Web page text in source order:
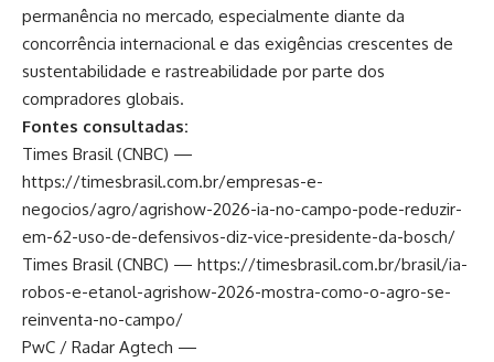
permanência no mercado, especialmente diante da
concorrência internacional e das exigências crescentes de
sustentabilidade e rastreabilidade por parte dos
compradores globais.
Fontes consultadas:
Times Brasil (CNBC) —
https://timesbrasil.com.br/empresas-e-
negocios/agro/agrishow-2026-ia-no-campo-pode-reduzir-
em-62-uso-de-defensivos-diz-vice-presidente-da-bosch/
Times Brasil (CNBC) — https://timesbrasil.com.br/brasil/ia-
robos-e-etanol-agrishow-2026-mostra-como-o-agro-se-
reinventa-no-campo/
PwC / Radar Agtech —